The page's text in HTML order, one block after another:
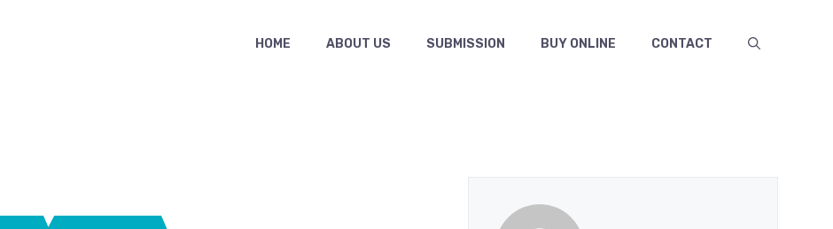
HOME ABOUT US SUBMISSION BUY ONLINE CONTACT